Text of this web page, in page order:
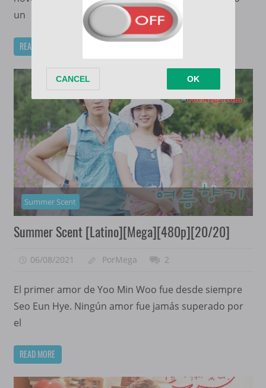
un
READ MORE
Summer Scent
Summer Scent [Latino][Mega][480p][20/20]
06/08/2021 PorMega 2
El primer amor de Yoo Min Woo fue desde siempre
Seo Eun Hye. Ningún amor fue jamás superado por
el
READ MORE